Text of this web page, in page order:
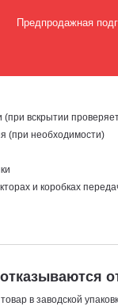
(при вскрытии
(при необходимости)
и коробках
в заводской
Предпродажная